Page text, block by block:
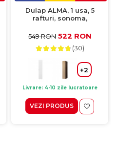
Dulap ALMA, 1 usa, 5
rafturi, sonoma,
549 RON 522 RON
(30)
+2
Livrare: 4-10 zile lucratoare
VEZI PRODUS